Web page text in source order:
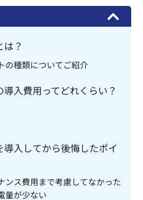
？
の種類についてご紹介
入費用ってどれくらい？
入してから後悔したポイ
ンス費用まで考慮してなかった
量が少ない